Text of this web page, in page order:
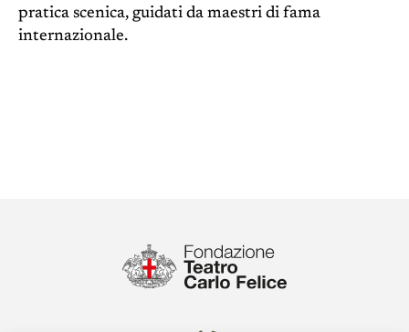
pratica scenica, guidati da maestri di fama
internazionale.